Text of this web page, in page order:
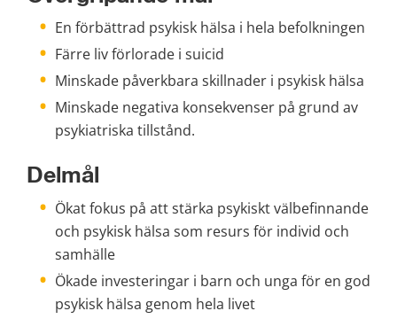
En förbättrad psykisk hälsa i hela befolkningen
Färre liv förlorade i suicid
Minskade påverkbara skillnader i psykisk hälsa
Minskade negativa konsekvenser på grund av
psykiatriska tillstånd.
Delmål
Ökat fokus på att stärka psykiskt välbefinnande
och psykisk hälsa som resurs för individ och
samhälle
Ökade investeringar i barn och unga för en god
psykisk hälsa genom hela livet